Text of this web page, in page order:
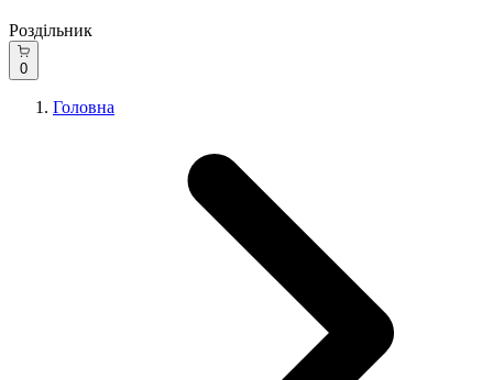
Роздільник
0
Головна